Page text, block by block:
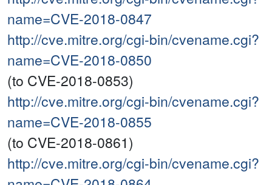
name=CVE-2018-0847
http://cve.mitre.org/cgi-bin/cvename.cgi?
name=CVE-2018-0850
(to CVE-2018-0853)
http://cve.mitre.org/cgi-bin/cvename.cgi?
name=CVE-2018-0855
(to CVE-2018-0861)
http://cve.mitre.org/cgi-bin/cvename.cgi?